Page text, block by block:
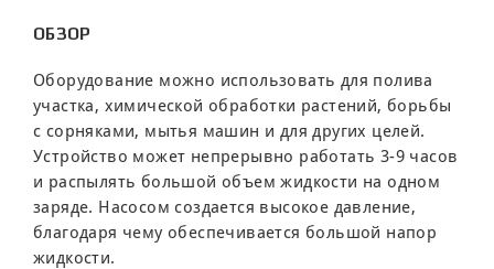
ОБЗОР
Оборудование можно использовать для полива
участка, химической обработки растений, борьбы
с сорняками, мытья машин и для других целей.
Устройство может непрерывно работать 3-9 часов
и распылять большой объем жидкости на одном
заряде. Насосом создается высокое давление,
благодаря чему обеспечивается большой напор
жидкости.